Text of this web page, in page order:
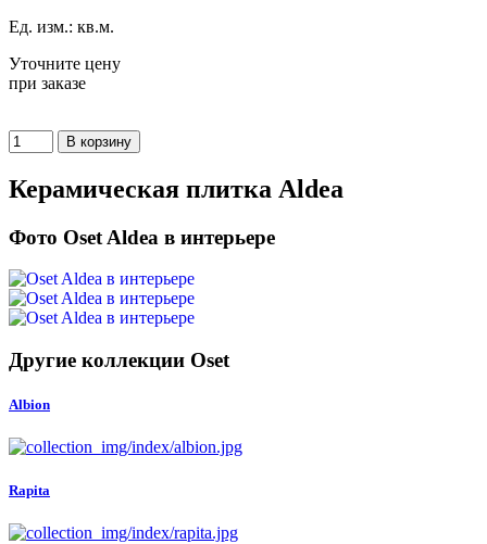
Ед. изм.: кв.м.
Уточните цену
при заказе
Керамическая плитка Aldea
Фото Oset Aldea в интерьере
Другие коллекции Oset
Albion
Rapita